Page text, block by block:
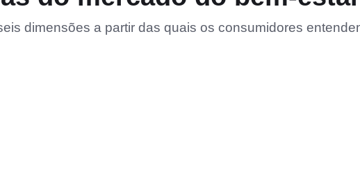
dimensões a partir das quais os consumidores